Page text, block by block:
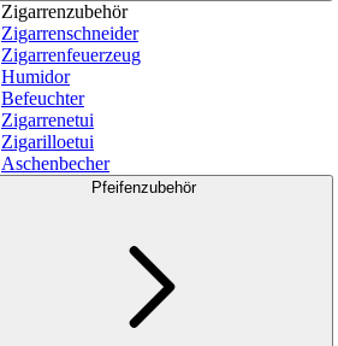
Zigarrenzubehör
Zigarrenschneider
Zigarrenfeuerzeug
Humidor
Befeuchter
Zigarrenetui
Zigarilloetui
Aschenbecher
Pfeifenzubehör